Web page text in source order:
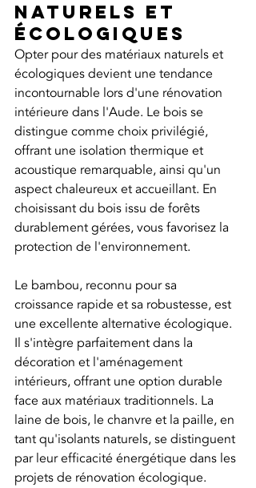
Naturels et
écologiques
Opter pour des matériaux naturels et
écologiques devient une tendance
incontournable lors d'une rénovation
intérieure dans l'Aude. Le bois se
distingue comme choix privilégié,
offrant une isolation thermique et
acoustique remarquable, ainsi qu'un
aspect chaleureux et accueillant. En
choisissant du bois issu de forêts
durablement gérées, vous favorisez la
protection de l'environnement.
Le bambou, reconnu pour sa
croissance rapide et sa robustesse, est
une excellente alternative écologique.
Il s'intègre parfaitement dans la
décoration et l'aménagement
intérieurs, offrant une option durable
face aux matériaux traditionnels. La
laine de bois, le chanvre et la paille, en
tant qu'isolants naturels, se distinguent
par leur efficacité énergétique dans les
projets de rénovation écologique.